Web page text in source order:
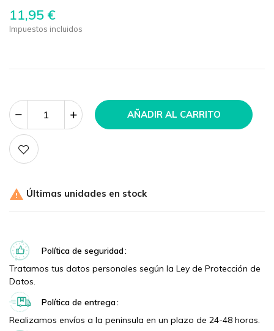
11,95 €
Impuestos incluidos
AÑADIR AL CARRITO
 Últimas unidades en stock
Política de seguridad
Tratamos tus datos personales según la Ley de Protección de
Datos.
Política de entrega
Realizamos envíos a la peninsula en un plazo de 24-48 horas.